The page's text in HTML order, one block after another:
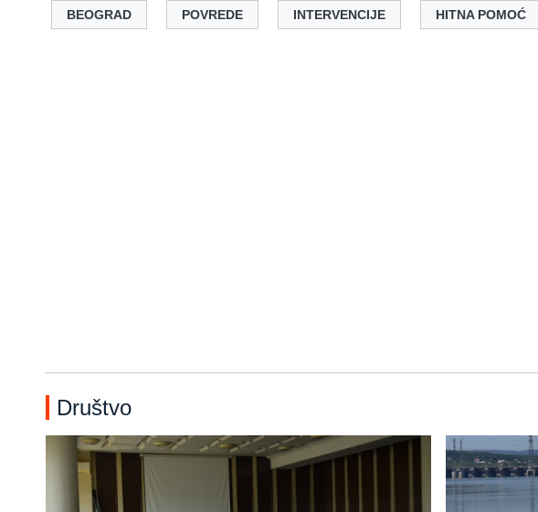
BEOGRAD POVREDE INTERVENCIJE HITNA POMOĆ
Društvo